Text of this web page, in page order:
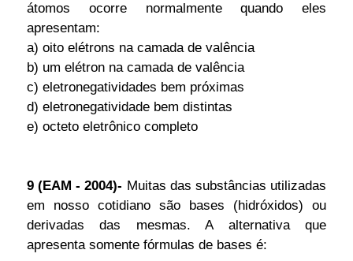
átomos ocorre normalmente quando eles
apresentam:
a) oito elétrons na camada de valência
b) um elétron na camada de valência
c) eletronegatividades bem próximas
d) eletronegatividade bem distintas
e) octeto eletrônico completo
9 (EAM - 2004)- Muitas das substâncias utilizadas
em nosso cotidiano são bases (hidróxidos) ou
derivadas das mesmas. A alternativa que
apresenta somente fórmulas de bases é: